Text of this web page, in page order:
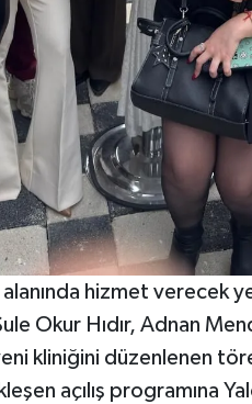
alanında hizmet verecek
Okur Hıdır, Adnan
kliniğini düzenlenen
açılış programına